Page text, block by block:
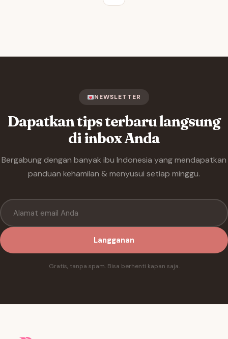
NEWSLETTER
Dapatkan tips terbaru langsung
di inbox Anda
Bergabung dengan banyak ibu Indonesia yang mendapatkan
panduan kehamilan & menyusui setiap minggu.
Langganan
Gratis, tanpa spam. Bisa berhenti kapan saja.